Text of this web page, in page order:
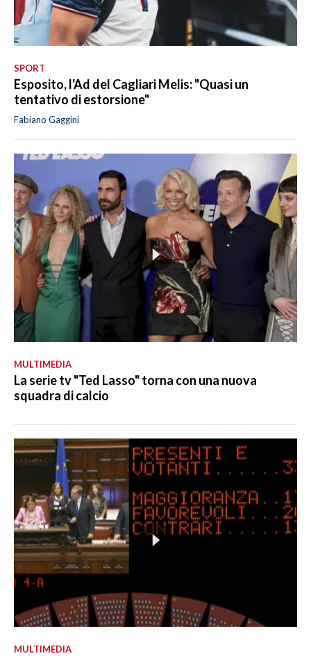
SPORT
Esposito, l'Ad del Cagliari Melis: "Quasi un
tentativo di estorsione"
Fabiano Gaggini
MULTIMEDIA
La serie tv "Ted Lasso" torna con una nuova
squadra di calcio
MULTIMEDIA